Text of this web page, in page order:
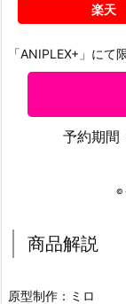
楽天
「ANIPLEX+」にて
予約期間
©
商品解説
原型制作：ミロ